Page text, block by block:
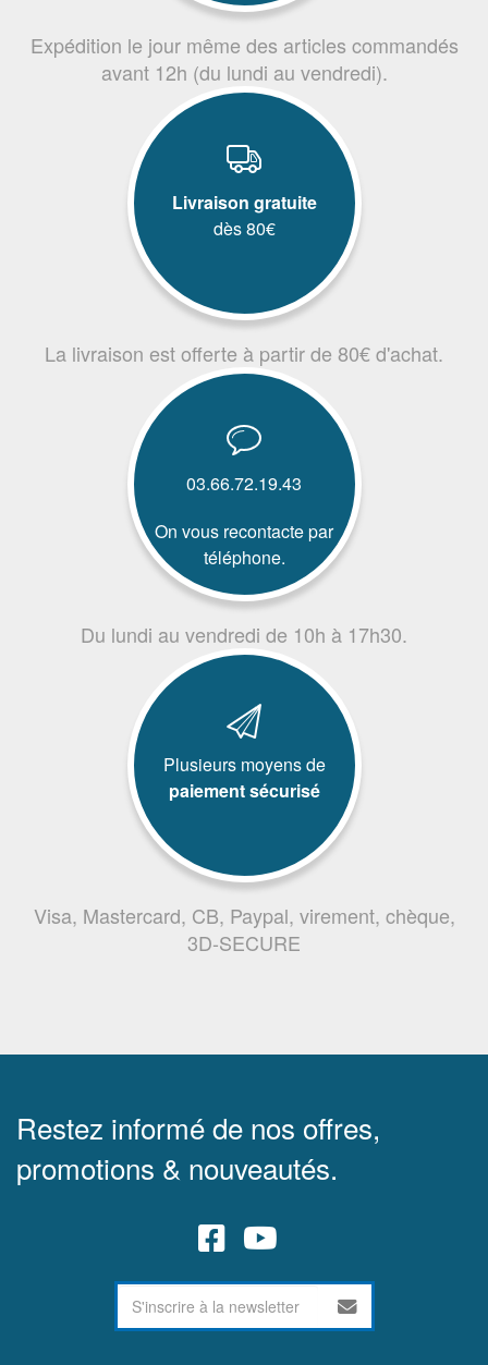
Expédition le jour même des articles commandés
avant 12h (du lundi au vendredi).
Livraison gratuite
dès 80€
La livraison est offerte à partir de 80€ d'achat.
03.66.72.19.43
On vous recontacte par
téléphone.
Du lundi au vendredi de 10h à 17h30.
Plusieurs moyens de
paiement sécurisé
Visa, Mastercard, CB, Paypal, virement, chèque,
3D-SECURE
Restez informé de nos offres,
promotions & nouveautés.